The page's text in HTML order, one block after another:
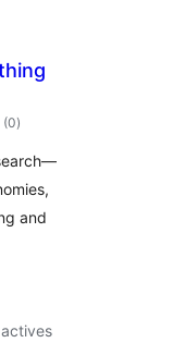
(0notes
en
)
and